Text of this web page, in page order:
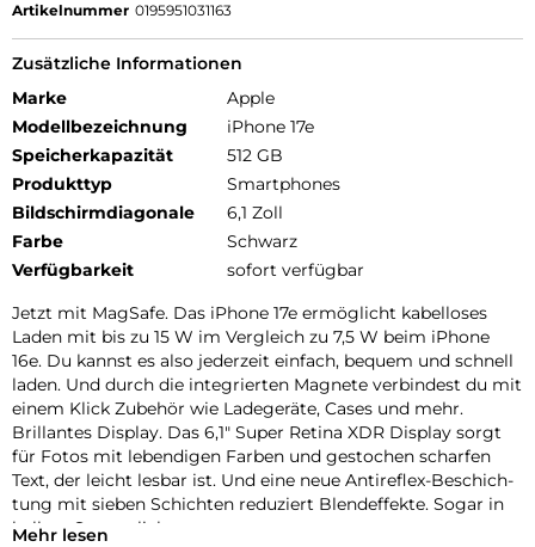
Artikelnummer 0195951031163
Zusätzliche Informationen
Marke
Apple
Modellbezeichnung
iPhone 17e
Speicherkapazität
512 GB
Produkttyp
Smartphones
Bildschirmdiagonale
6,1 Zoll
Farbe
Schwarz
Verfügbarkeit
sofort verfügbar
Jetzt mit MagSafe. Das iPhone 17e ermög­licht kabel­loses
Laden mit bis zu 15 W im Vergleich zu 7,5 W beim iPhone
16e. Du kannst es also jeder­zeit ein­fach, bequem und schnell
laden. Und durch die inte­grierten Magnete ver­bindest du mit
einem Klick Zubehör wie Lade­geräte, Cases und mehr.
Brillantes Dis­play. Das 6,1″ Super Retina XDR Dis­play sorgt
für Fotos mit leben­digen Farben und ge­stochen scharfen
Text, der leicht lesbar ist. Und eine neue Antireflex-Beschich­
tung mit sieben Schichten redu­ziert Blend­effekte. Sogar in
hellem Sonnen­licht.
Mehr lesen